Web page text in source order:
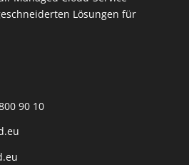
Lösungen für
90 10